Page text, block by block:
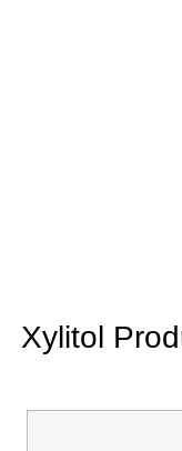
Xylitol